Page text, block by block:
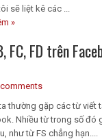
sẽ liệt kê các ...
»
FC, FD trên
thường gặp các từ viết
Nhiều từ trong số đó
như từ FS chẳng hạn....